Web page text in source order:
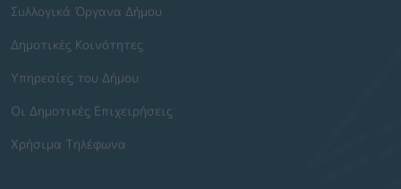
Συλλογικά Όργανα Δήμου
Δημοτικές Κοινότητες
Υπηρεσίες του Δήμου
Οι Δημοτικές Επιχειρήσεις
Χρήσιμα Τηλέφωνα